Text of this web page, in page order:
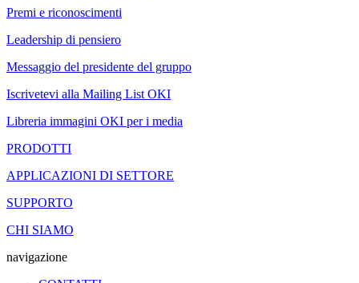
Premi e riconoscimenti
Leadership di pensiero
Messaggio del presidente del gruppo
Iscrivetevi alla Mailing List OKI
Libreria immagini OKI per i media
PRODOTTI
APPLICAZIONI DI SETTORE
SUPPORTO
CHI SIAMO
navigazione